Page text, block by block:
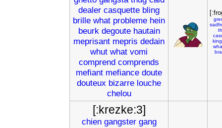
dealer casquette bling
brille what probleme hein
beurk degoute hautain
meprisant mepris dedain
whut what vomi
comprend comprends
mefiant mefiance doute
douteux bizarre louche
chelou
king
[:krezke:3]
chien gangster gang